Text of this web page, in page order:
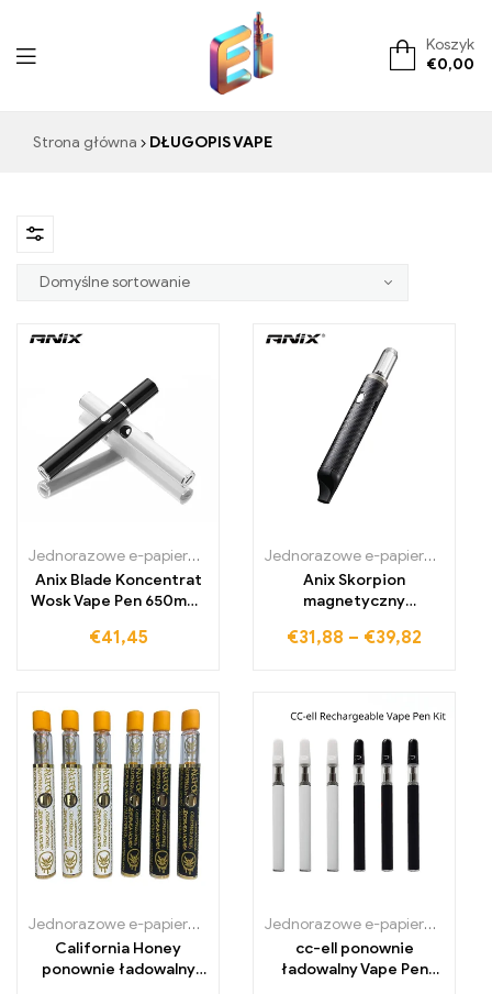
ElementVape.de
Koszyk
€0,00
Strona główna DŁUGOPIS VAPE
Jednorazowe e-papierosy Polska
Jednorazowe e-papierosy
Anix Blade Koncentrat
Wosk Vape Pen 650mAh
€41,45
Jednorazowe e-papierosy Polska
Anix Skorpion
magnetyczny
Vape Pen Zestaw
€31,88 – €39,82
Jednorazowe e-papierosy Polska
Jednorazowe e-papierosy
California Honey
ponownie ładowalny
Jednorazowe e-papierosy Polska
cc-ell ponownie
ładowalny Vape Pen